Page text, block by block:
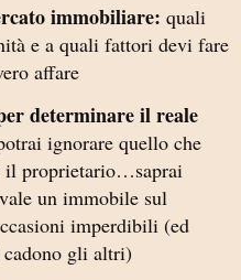
immobiliare: quali
e a quali fattori devi fare
affare
determinare il reale
ignorare quello che
il proprietario…saprai
un immobile sul
imperdibili (ed
gli altri)